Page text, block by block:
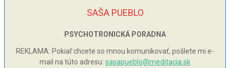
SAŠA PUEBLO
PSYCHOTRONICKÁ PORADNA
REKLAMA: Pokiaľ chcete so mnou komunikovať, pošlete mi e-
mail na túto adresu: sasapueblo@meditacia.sk